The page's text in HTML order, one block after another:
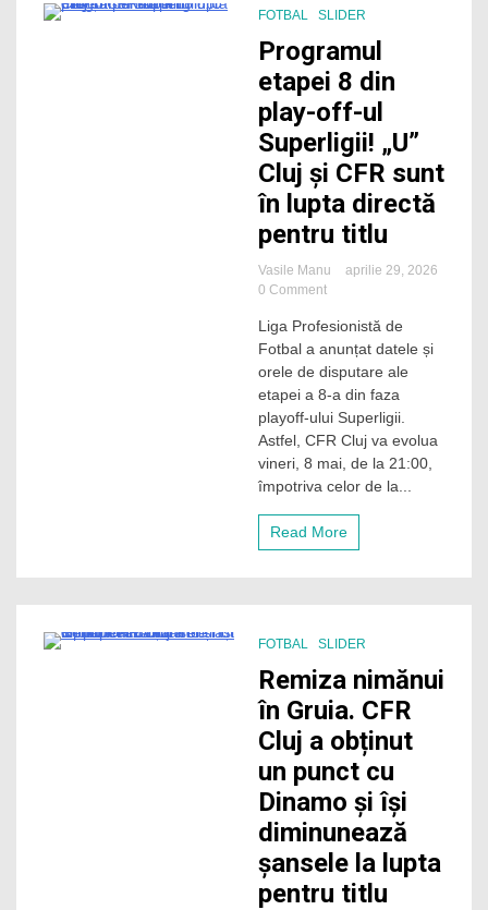
pentru
de
campioană!
FOTBAL SLIDER
Programul
etapei 8 din
play-off-ul
Superligii! „U”
Cluj și CFR sunt
în lupta directă
pentru titlu
Vasile Manu
aprilie 29, 2026
0 Commenton
etapei
8
din
play-
ul
Superligii!
„U”
Cluj
titlu
Liga Profesionistă de
Fotbal a anunțat datele și
orele de disputare ale
etapei a 8-a din faza
playoff-ului Superligii.
Astfel, CFR Cluj va evolua
vineri, 8 mai, de la 21:00,
împotriva celor de la...
Read More
FOTBAL SLIDER
Remiza nimănui
în Gruia. CFR
Cluj a obținut
un punct cu
Dinamo și își
diminunează
șansele la lupta
pentru titlu